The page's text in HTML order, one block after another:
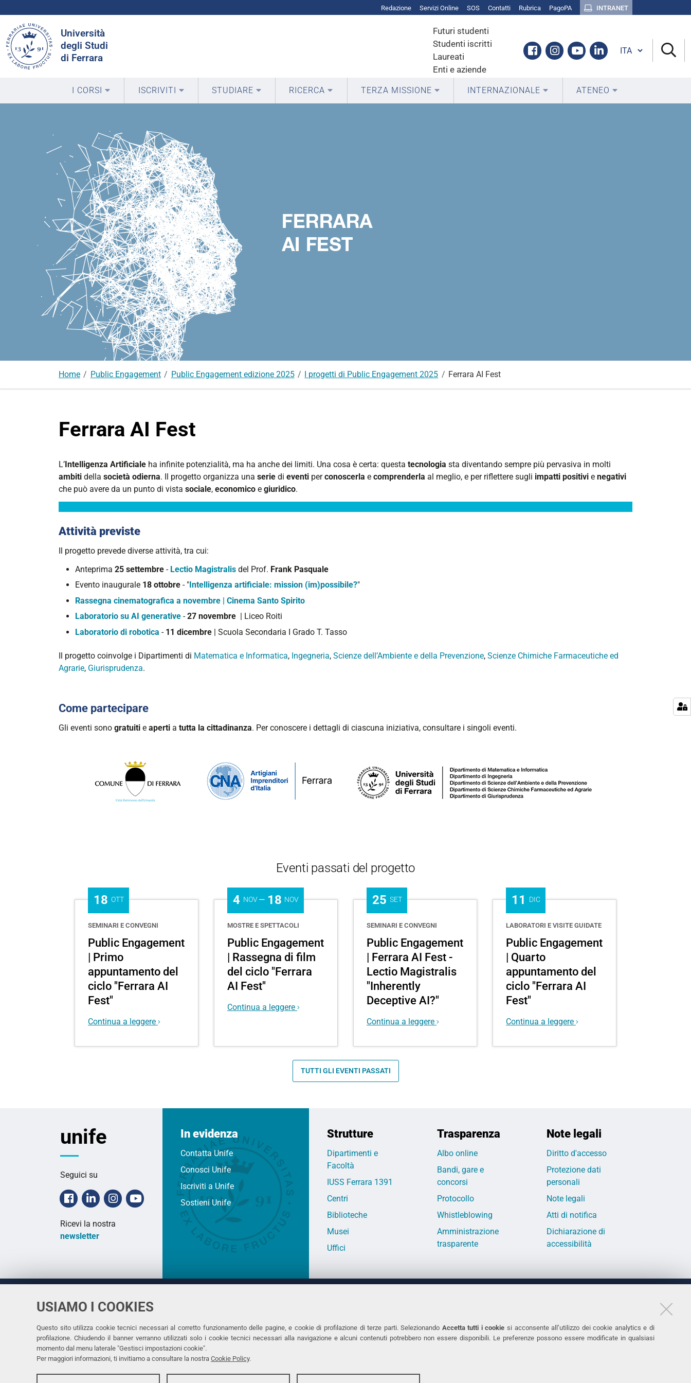
USIAMO I COOKIES
Questo sito utilizza cookie tecnici necessari al corretto funzionamento delle pagine, e cookie di profilazione di terze parti. Selezionando Accetta tutti i cookie si acconsente all’utilizzo dei cookie analytics e di
profilazione. Chiudendo il banner verranno utilizzati solo i cookie tecnici necessari alla navigazione e alcuni contenuti potrebbero non essere disponibili. Le preferenze possono essere modificate in qualsiasi
momento dal menu laterale "Gestisci impostazioni cookie".
Per maggiori informazioni, ti invitiamo a consultare la nostra Cookie Policy.
Redazione Servizi Online SOS Contatti Rubrica PagoPA INTRANET
Università
degli Studi
di Ferrara
Futuri studenti
Studenti iscritti
Laureati
Enti e aziende
Facebook
Instagram
YoutubeLinkedin
nel
sito
Cambia lingua
I CORSI ISCRIVITI STUDIARE RICERCA TERZA MISSIONE INTERNAZIONALE ATENEO
Home Public Engagement Public Engagement edizione 2025 I progetti di Public Engagement 2025 Ferrara AI Fest
Ferrara AI Fest
L’Intelligenza Artificiale ha infinite potenzialità, ma ha anche dei limiti. Una cosa è certa: questa tecnologia sta diventando sempre più pervasiva in molti
ambiti della società odierna. Il progetto organizza una serie di eventi perconoscerla e comprenderla al meglio, e per riflettere sugli impatti positivi e negativi
che può avere da un punto di vista sociale, economico e giuridico.
Attività previste
Il progetto prevede diverse attività, tra cui:
Anteprima 25 settembre - Lectio Magistralis del Prof. Frank Pasquale
Evento inaugurale 18 ottobre - " Intelligenza artificiale: mission (im)possibile?"
Rassegna cinematografica a novembre | Cinema Santo Spirito
Laboratorio su AI generative -27 novembre | Liceo Roiti
Laboratorio di robotica - 11 dicembre | Scuola Secondaria I Grado T. Tasso
Il progetto coinvolge i Dipartimenti di Matematica e Informatica, Ingegneria, Scienze dell’Ambiente e della Prevenzione, Scienze Chimiche Farmaceutiche ed
Agrarie, Giurisprudenza.
Come partecipare
Gli eventi sono gratuiti e aperti a tutta la cittadinanza. Per conoscere i dettagli di ciascuna iniziativa, consultare i singoli eventi.
Eventi passati del progetto
18 OTT
SEMINARI E CONVEGNI
Public Engagement
| Primo
appuntamento del
ciclo "Ferrara AI
Fest"
Continua a leggere
4 NOV— 18 NOV
MOSTRE E SPETTACOLI
Public Engagement
| Rassegna di film
del ciclo "Ferrara
AI Fest"
Continua a leggere
25 SET
SEMINARI E CONVEGNI
Public Engagement
| Ferrara AI Fest -
Lectio Magistralis
"Inherently
Deceptive AI?"
Continua a leggere
11 DIC
LABORATORI E VISITE GUIDATE
Public Engagement
| Quarto
appuntamento del
ciclo "Ferrara AI
Fest"
Continua a leggere
TUTTI GLI EVENTI PASSATI
unife
Seguici su
Facebook
LinkedinInstagramYoutube
Ricevi la nostra
newsletter
In evidenza
Contatta Unife
Conosci Unife
Iscriviti a Unife
Sostieni Unife
Strutture
Dipartimenti e
Facoltà
IUSS Ferrara 1391
Centri
Biblioteche
Musei
Uffici
Trasparenza
Albo online
Bandi, gare e
concorsi
Protocollo
Whistleblowing
Amministrazione
trasparente
Note legali
Diritto d'accesso
Protezione dati
personali
Note legali
Atti di notifica
Dichiarazione di
accessibilità
Università
di Ferrara
Rettrice: Prof.ssa Laura Ramaciotti
via Ludovico Ariosto, 35 - 44121 Ferrara
C.F. 80007370382 - P.IVA 00434690384
Tel. +39 0532 293111
Fax. +39 0532 293031
Accessibilità
Protezione dati personali